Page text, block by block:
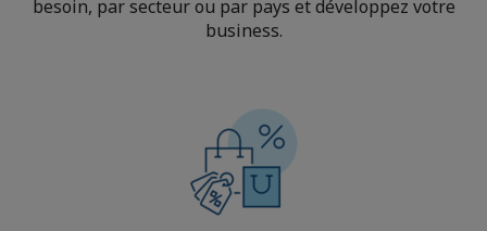
besoin, par secteur ou par pays et développez votre
business.